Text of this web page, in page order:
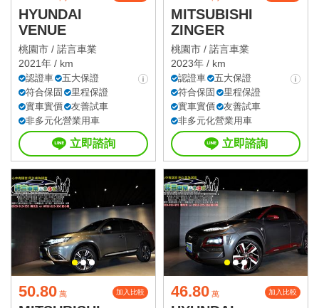
HYUNDAI
VENUE
桃園市 / 諾言車業
2021年 / km
認證車
五大保證
符合保固
里程保證
實車實價
友善試車
非多元化營業用車
立即諮詢
MITSUBISHI
ZINGER
桃園市 / 諾言車業
2023年 / km
認證車
五大保證
符合保固
里程保證
實車實價
友善試車
非多元化營業用車
立即諮詢
50.80 萬 加入比較 46.80 萬 加入比較